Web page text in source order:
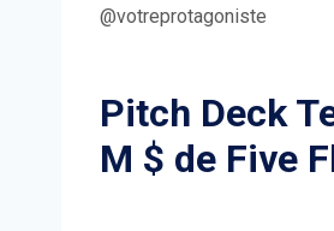
@votreprotagoniste
Pitch Deck
M $ de Five